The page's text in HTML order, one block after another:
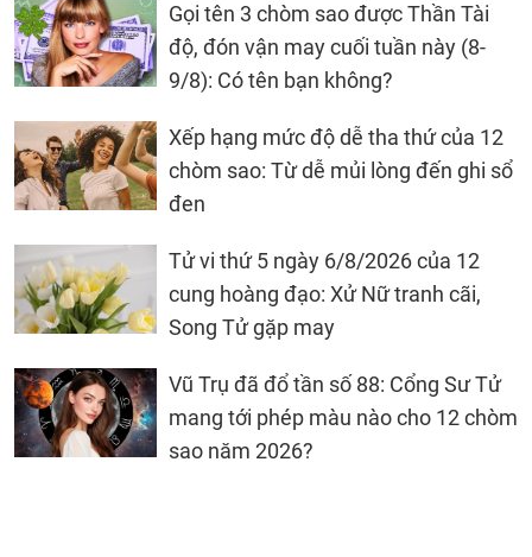
Gọi tên 3 chòm sao được Thần Tài
độ, đón vận may cuối tuần này (8-
9/8): Có tên bạn không?
Xếp hạng mức độ dễ tha thứ của 12
chòm sao: Từ dễ mủi lòng đến ghi sổ
đen
Tử vi thứ 5 ngày 6/8/2026 của 12
cung hoàng đạo: Xử Nữ tranh cãi,
Song Tử gặp may
Vũ Trụ đã đổ tần số 88: Cổng Sư Tử
mang tới phép màu nào cho 12 chòm
sao năm 2026?